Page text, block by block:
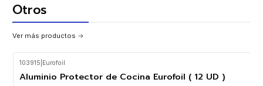
Otros
Ver más productos
103915 Eurofoil
Aluminio Protector de Cocina Eurofoil ( 12 UD )